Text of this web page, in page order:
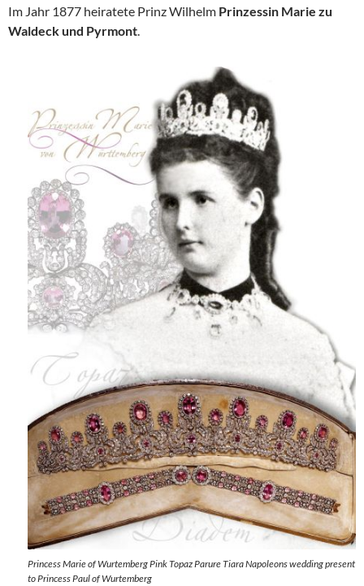
Im Jahr 1877 heiratete Prinz Wilhelm Prinzessin Marie zu
Waldeck und Pyrmont.
Princess Marie of Wurtemberg Pink Topaz Parure Tiara Napoleons wedding present
to Princess Paul of Wurtemberg